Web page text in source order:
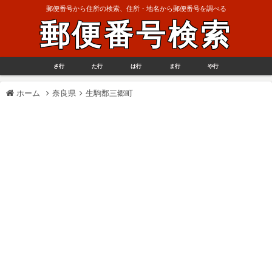
郵便番号から住所の検索、住所・地名から郵便番号を調べる
郵便番号検索
さ行 た行 は行 ま行 や行
ホーム 奈良県 生駒郡三郷町